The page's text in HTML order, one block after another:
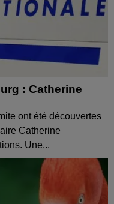
: Catherine
ont été découvertes
Catherine
Une...